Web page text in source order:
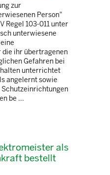
zur
Person"
Regel 103-011 unter
unterwiesene
ihr übertragenen
Gefahren bei
unterrichtet
angelernt sowie
be ...
als
bestellt